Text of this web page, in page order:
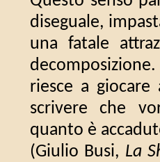
diseguale,
una fatale
riesce a
scrivere che
quanto è
(Giulio Busi, La